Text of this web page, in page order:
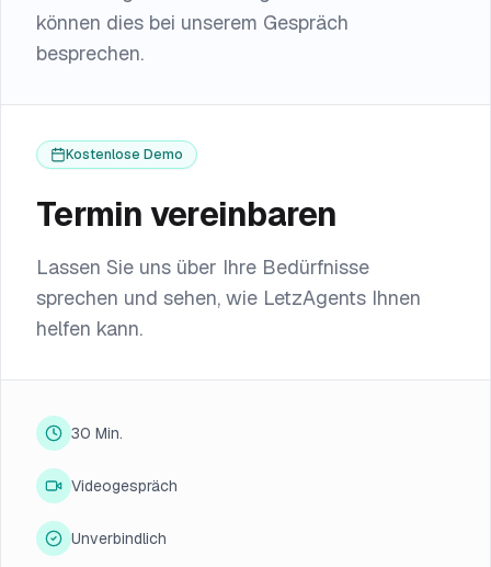
können dies bei unserem Gespräch
besprechen.
Kostenlose Demo
Termin vereinbaren
Lassen Sie uns über Ihre Bedürfnisse
sprechen und sehen, wie LetzAgents Ihnen
helfen kann.
30 Min.
Videogespräch
Unverbindlich